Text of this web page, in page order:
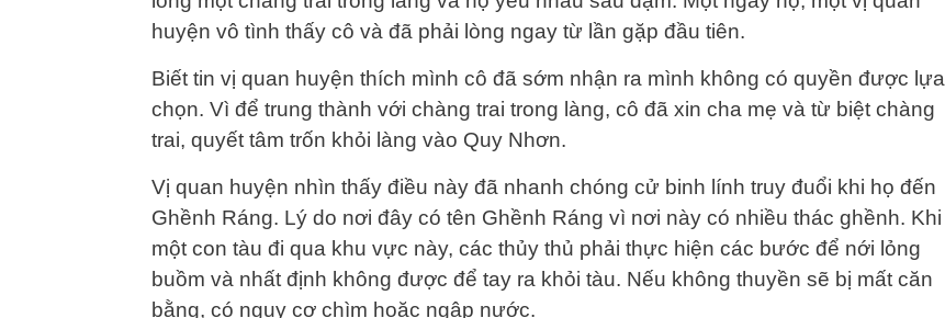
huyện vô tình thấy cô và đã phải lòng ngay từ lần gặp đầu tiên.
Biết tin vị quan huyện thích mình cô đã sớm nhận ra mình không có quyền được lựa
chọn. Vì để trung thành với chàng trai trong làng, cô đã xin cha mẹ và từ biệt chàng
trai, quyết tâm trốn khỏi làng vào Quy Nhơn.
Vị quan huyện nhìn thấy điều này đã nhanh chóng cử binh lính truy đuổi khi họ đến
Ghềnh Ráng. Lý do nơi đây có tên Ghềnh Ráng vì nơi này có nhiều thác ghềnh. Khi
một con tàu đi qua khu vực này, các thủy thủ phải thực hiện các bước để nới lỏng
buồm và nhất định không được để tay ra khỏi tàu. Nếu không thuyền sẽ bị mất căn
bằng, có nguy cơ chìm hoặc ngập nước.